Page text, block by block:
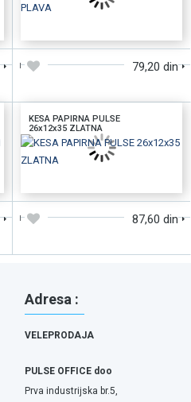
79,20 din
KESA PAPIRNA PULSE
26x12x35 ZLATNA
87,60 din
Adresa :
VELEPRODAJA
PULSE OFFICE doo
Prva industrijska br.5,